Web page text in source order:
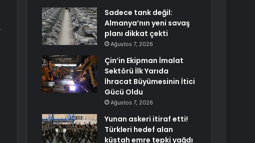
Sadece tank değil:
Almanya’nın yeni savaş
planı dikkat çekti
Ağustos 7, 2026
Çin’in Ekipman İmalat
Sektörü İlk Yarıda
İhracat Büyümesinin İtici
Gücü Oldu
Ağustos 7, 2026
Yunan askeri itiraf etti!
Türkleri hedef alan
küstah emre tepki yağdı